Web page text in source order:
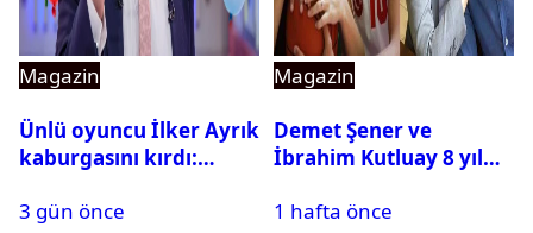
Magazin
Ünlü oyuncu İlker Ayrık
kaburgasını kırdı:
3 gün önce
Magazin
Demet Şener ve
İbrahim Kutluay 8 yıl
Ailece Yunanistan
1 hafta önce